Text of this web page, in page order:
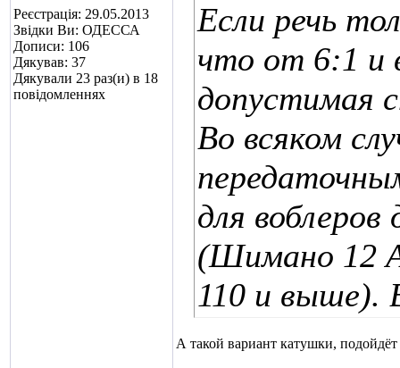
Реєстрація: 29.05.2013
Звідки Ви: ОДЕССА
Дописи: 106
Дякував: 37
Дякували 23 раз(и) в 18
повідомленнях
Если речь
что от 6:1 и
допустимая
Во всяком
для
(Шимано 12
110 и выше).
А такой вариант катушки,